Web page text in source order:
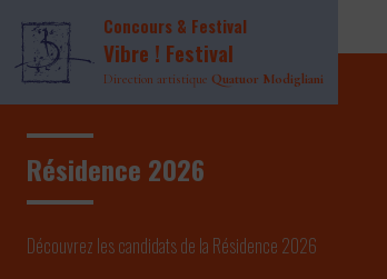
Concours & Festival
Vibre ! Festival
Direction artistique Quatuor Modigliani
Page INDEX Header
Page INDEX Main
Résidence 2026
Découvrez les candidats de la Résidence 2026